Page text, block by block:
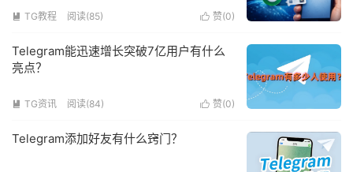
 赞(0)
 TG教程 阅读(85)
Telegram能迅速增长突破7亿用户有什么
亮点？
 赞(0)
 TG资讯 阅读(84)
Telegram添加好友有什么窍门？